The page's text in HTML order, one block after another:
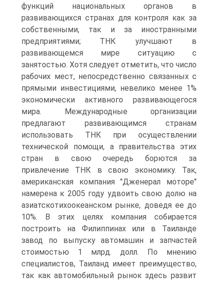
функций национальных органов в
развивающихся странах для контроля как за
собственными, так и за иностранными
предприятиями; ТНК улучшают в
развивающемся мире ситуацию с
занятостью. Хотя следует отметить, что число
рабочих мест, непосредственно связанных с
прямыми инвестициями, невелико менее 1%
экономически активного развивающегося
мира. Международные организации
предлагают развивающимся странам
использовать ТНК при осуществлении
технической помощи, а правительства этих
стран в свою очередь борются за
привлечение ТНК в свою экономику. Так,
американская компания "Дженерал моторе"
намерена к 2005 году удвоить свою долю на
азиатскотихоокеанском рынке, доведя ее до
10%. В этих целях компания собирается
построить на Филиппинах или в Таиланде
завод по выпуску автомашин и запчастей
стоимостью 1 млрд. долл. По мнению
специалистов, Таиланд имеет преимущество,
так как автомобильный рынок здесь развит